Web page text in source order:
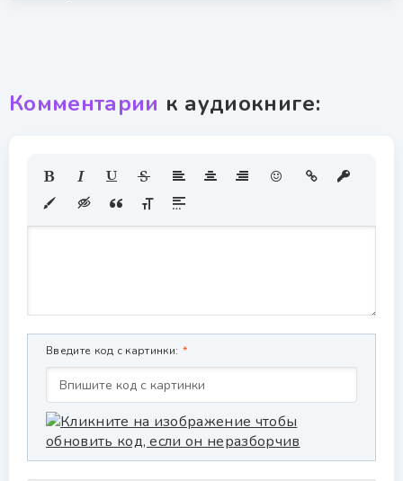
Комментарии к аудиокниге:
Введите код с картинки: